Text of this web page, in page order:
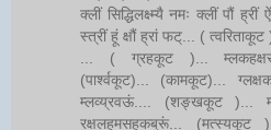
क्लीं सिद्धिलक्ष्म्यै नमः क्लीं पौं
स्त्रीं हूं क्षौं ह्रां फट्... (
... ( ग्रहकूट )...
(पार्श्वकूट)... (कामकूट)...
म्लव्य्रवऊं.... (शङ्खकूट )...
रक्षलहमसहकब्रूं...